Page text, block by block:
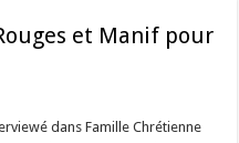
et Manif pour
dans Famille Chrétienne